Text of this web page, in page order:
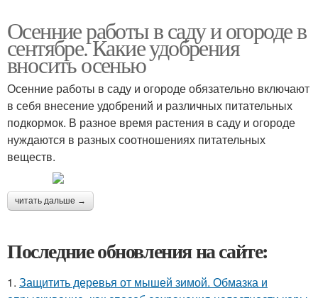
Осенние работы в саду и огороде в
сентябре. Какие удобрения
вносить осенью
Осенние работы в саду и огороде обязательно включают
в себя внесение удобрений и различных питательных
подкормок. В разное время растения в саду и огороде
нуждаются в разных соотношениях питательных
веществ.
читать дальше →
Последние обновления на сайте:
1. Защитить деревья от мышей зимой. Обмазка и